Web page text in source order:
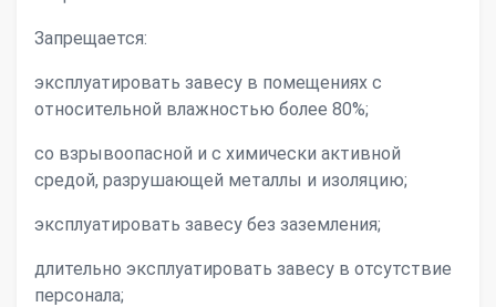
Запрещается:
эксплуатировать завесу в помещениях с
относительной влажностью более 80%;
со взрывоопасной и с химически активной
средой, разрушающей металлы и изоляцию;
эксплуатировать завесу без заземления;
длительно эксплуатировать завесу в отсутствие
персонала;